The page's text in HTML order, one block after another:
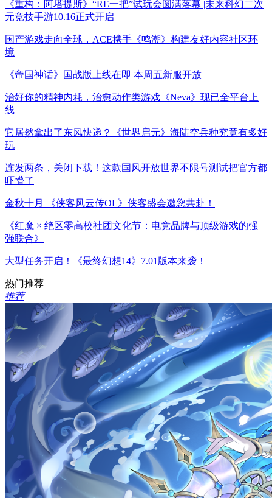
《重构：阿塔提斯》“RE一把”试玩会圆满落幕 |未来科幻二次
元竞技手游10.16正式开启
国产游戏走向全球，ACE携手《鸣潮》构建友好内容社区环
境
《帝国神话》国战版上线在即 本周五新服开放
治好你的精神内耗，治愈动作类游戏《Neva》现已全平台上
线
它居然拿出了东风快递？《世界启元》海陆空兵种究竟有多好
玩
连发两条，关闭下载！这款国风开放世界不限号测试把官方都
吓懵了
金秋十月 《侠客风云传OL》侠客盛会邀您共赴！
《红魔 × 绝区零高校社团文化节：电竞品牌与顶级游戏的强
强联合》
大型任务开启！《最终幻想14》7.01版本来袭！
热门推荐
推荐